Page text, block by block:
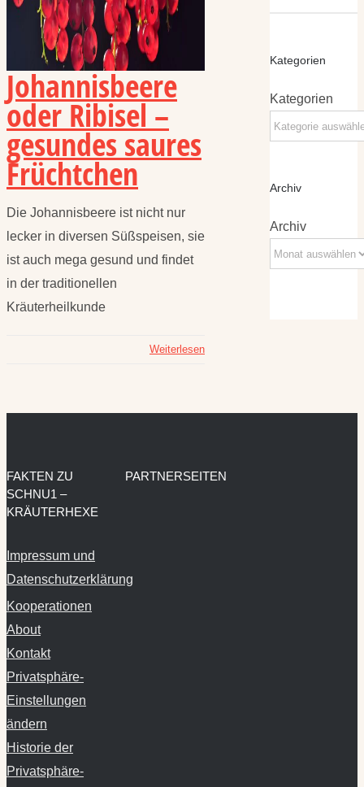
Johannisbeere
oder Ribisel –
gesundes saures
Früchtchen
Die Johannisbeere ist nicht nur
lecker in diversen Süßspeisen, sie
ist auch mega gesund und findet
in der traditionellen
Kräuterheilkunde
Weiterlesen
Kategorien
Kategorien
Archiv
Archiv
FAKTEN ZU
SCHNU1 –
KRÄUTERHEXE
Impressum und
Datenschutzerklärung
Kooperationen
About
Kontakt
Privatsphäre-
Einstellungen
ändern
Historie der
Privatsphäre-
PARTNERSEITEN